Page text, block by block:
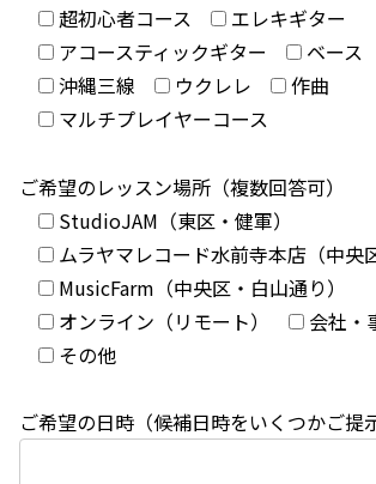
超初心者コース
エレキギター
アコースティックギター
ベース
沖縄三線
ウクレレ
作曲
マルチプレイヤーコース
ご希望のレッスン場所（複数回答可）
StudioJAM（東区・健軍）
ムラヤマレコード水前寺本店（中央
MusicFarm（中央区・白山通り）
オンライン（リモート）
会社・
その他
ご希望の日時（候補日時をいくつかご提